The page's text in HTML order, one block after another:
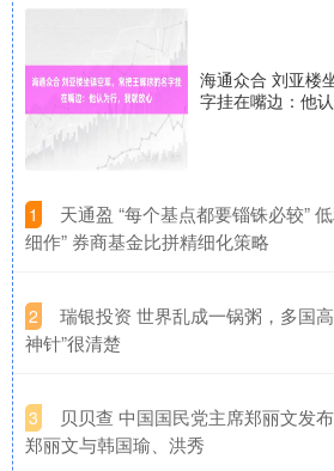
海通众合 刘亚楼
字挂在嘴边：他
1
天通盈 “每个基点都要锱铢必较”
细作” 券商基金比拼精细化策略
2
瑞银投资 世界乱成一锅粥，多国
神针”很清楚
3
贝贝查 中国国民党主席郑丽文发
郑丽文与韩国瑜、洪秀